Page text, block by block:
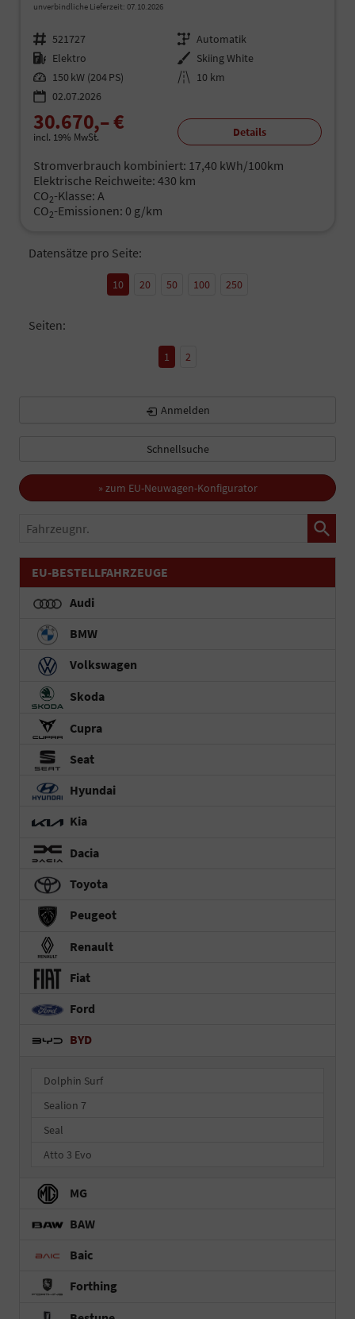
unverbindliche Lieferzeit: 07.10.2026
Fahrzeugnr. 521727 Getriebe Automatik
Kraftstoff Elektro Außenfarbe Skiing White
Leistung 150 kW (204 PS) Kilometerstand 10 km
02.07.2026
30.670,– €
incl. 19% MwSt. Details
Stromverbrauch kombiniert: 17,40 kWh/100km
Elektrische Reichweite: 430 km
CO2-Klasse: A
CO2-Emissionen: 0 g/km
Datensätze pro Seite:
10 20 50 100 250
Seiten:
1 2
Anmelden
Schnellsuche
» zum EU-Neuwagen-Konfigurator
Fahrzeugnr.
EU-BESTELLFAHRZEUGE
Audi
BMW
Volkswagen
Skoda
Cupra
Seat
Hyundai
Kia
Dacia
Toyota
Peugeot
Renault
Fiat
Ford
BYD
Dolphin Surf
Sealion 7
Seal
Atto 3 Evo
MG
BAW
Baic
Forthing